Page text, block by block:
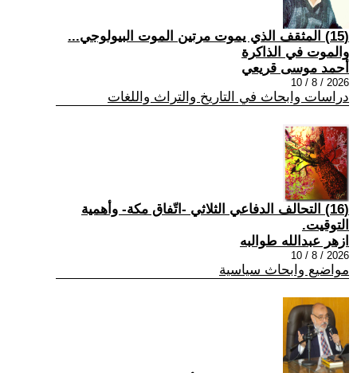
(15) المثقف الذي يموت مرتين الموت البيولوجي...
والموت في الذاكرة
أحمد موسى قريعي
2026 / 8 / 10
دراسات وابحاث في التاريخ والتراث واللغات
(16) التحالف الدفاعي الثلاثي -اتّفاق مكة- وأهمية
التوقيت.
ازهر عبدالله طوالبه
2026 / 8 / 10
مواضيع وابحاث سياسية